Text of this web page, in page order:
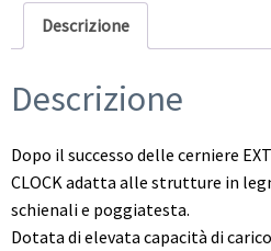
Descrizione
Descrizione
Dopo il successo delle cerniere
CLOCK adatta alle strutture in
schienali e poggiatesta.
Dotata di elevata capacità di